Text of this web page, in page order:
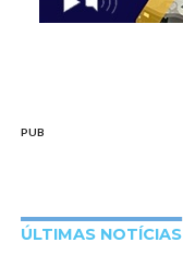
PUB
ÚLTIMAS NOTÍCIAS